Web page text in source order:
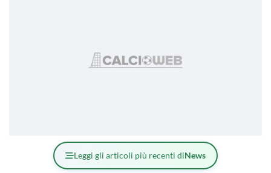
Leggi gli articoli più recenti diNews